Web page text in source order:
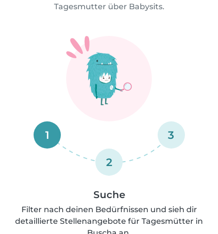
Tagesmutter über Babysits.
1
2
3
Suche
Filter nach deinen Bedürfnissen und sieh dir
detaillierte Stellenangebote für Tagesmütter in